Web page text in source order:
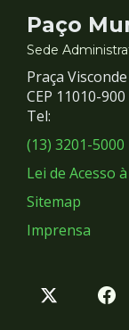
e
Redes
Sociais
Paço
Sede
Praça
CEP 11010-900
Tel:
(13) 3201-5000
Lei de Acesso
Sitemap
Imprensa